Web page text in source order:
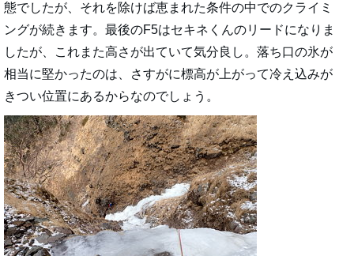
態でしたが、それを除けば恵まれた条件の中でのクライミ
ングが続きます。最後のF5はセキネくんのリードになりま
したが、これまた高さが出ていて気分良し。落ち口の氷が
相当に堅かったのは、さすがに標高が上がって冷え込みが
きつい位置にあるからなのでしょう。